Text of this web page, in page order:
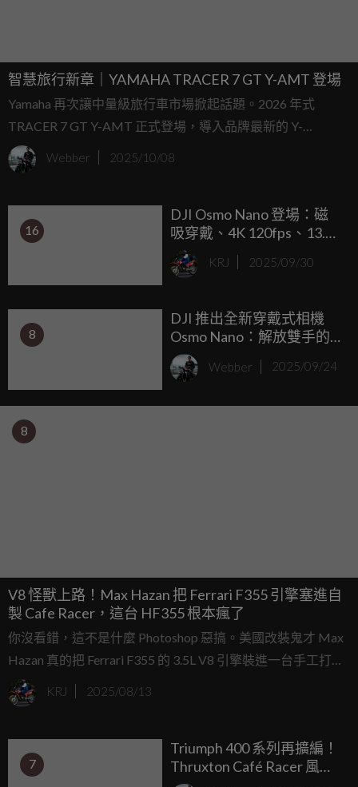
智慧旅行新章｜YAMAHA TRACER 7 GT Y-AMT 登場
Yamaha 再次讓中量級旅行車市場掀起話題。2026 年式
TRACER 7 GT Y-AMT 正式登場，導入品牌最新的 Y-
AMT（Yamaha Automated Manual Transmission） 半自動換
檔系統，將長途舒適與操駕樂趣合而為一。
Webber 2025/10/08
16
DJI Osmo Nano 登場：磁
吸穿戴、4K 120fps、13.5
段動態範圍，把影像科技
塞進迷你機身裡！
KRJ 2025/09/30
8
DJI 推出全新穿戴式相機
Osmo Nano：解放雙手的
自由拍攝體驗
Webber 2025/09/24
8
V8 怪獸上路！Max Hazan 把 Ferrari F355 引擎塞進自
製 Cafe Racer，這台 HF355 根本瘋了
你沒看錯，這不是什麼 Photoshop 惡搞。美國改裝鬼才 Max
Hazan 真的把 Ferrari F355 的 3.5L V8 引擎裝進一台手工打造
的 Cafe Racer，命名為 HF355。這具自然進氣 V8 原本是 90
年代 Ferrari 跑車的心臟，最大馬力 400 匹、轉速逼近 10,000
KRJ 2025/08/13
7
Triumph 400 系列再擴編！
Thruxton Café Racer 風格